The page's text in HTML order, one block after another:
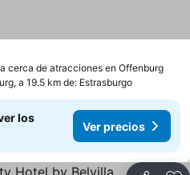
cerca de atracciones en OffenburgVer
a 19.5 km de: Estrasburgo
los
Ver precios